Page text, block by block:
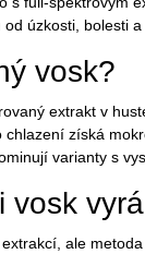
úzkosti, bolesti
vosk?
extrakt v
chlazení získá
varianty s
vosk
ale